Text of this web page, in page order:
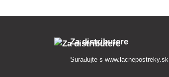
Za distributere
Surađujte swww.lacnepostreky.sk